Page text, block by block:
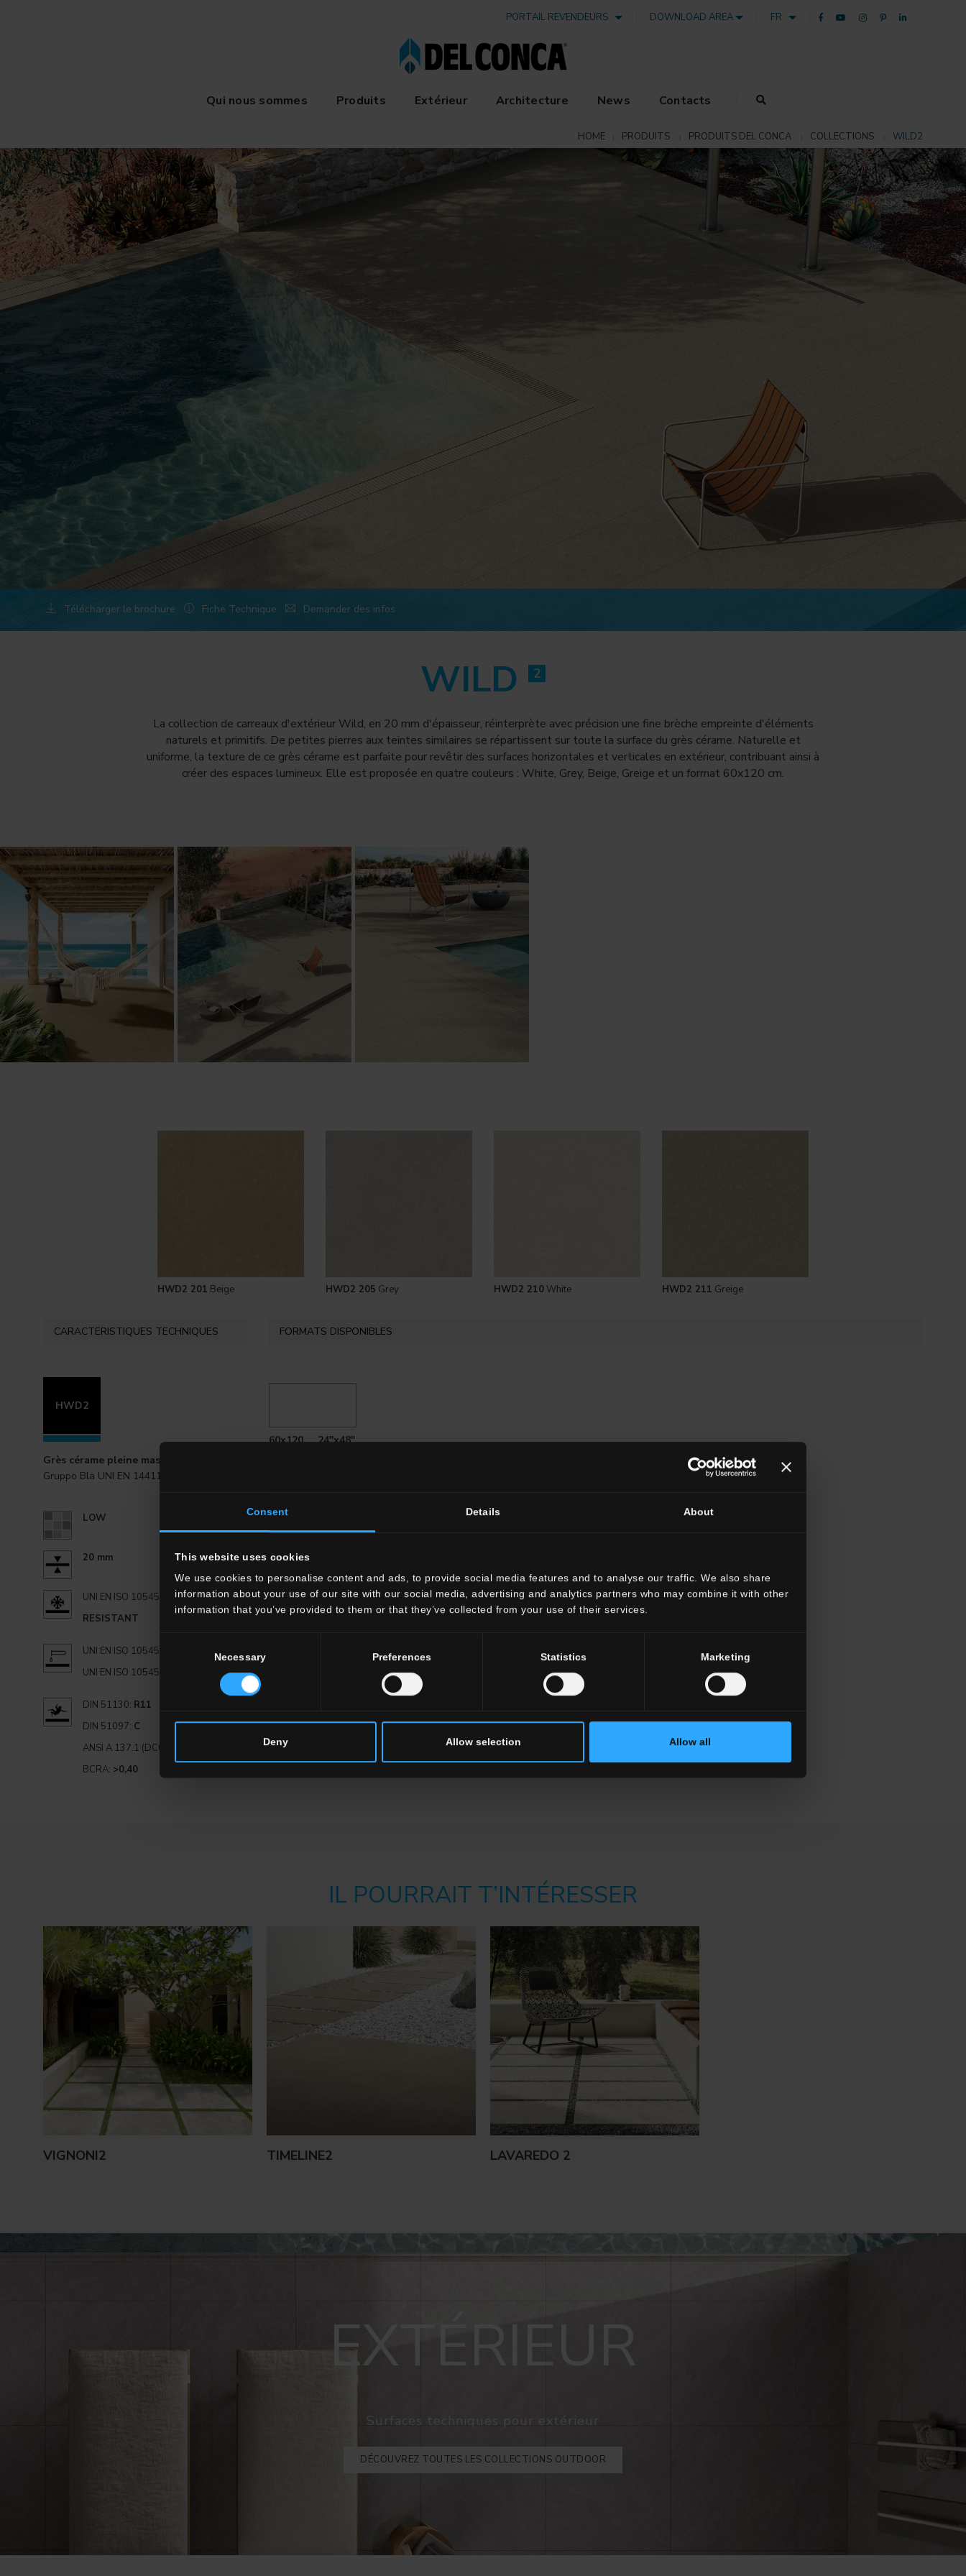
Consent Details About
This website uses cookies
We use cookies to personalise content and ads, to provide social media features and to analyse our traffic. We also share
information about your use of our site with our social media, advertising and analytics partners who may combine it with other
information that you’ve provided to them or that they’ve collected from your use of their services.
Necessary Preferences Statistics Marketing
Deny Allow selection Allow all
PORTAIL REVENDEURS DOWNLOAD AREA FR
Qui nous sommes Produits Extérieur Architecture News Contacts
HOME PRODUITS PRODUITS DEL CONCA COLLECTIONS WILD2
Télécharger le brochure Fiche Technique Demander des infos
WILD 2
La collection de carreaux d'extérieur Wild, en 20 mm d'épaisseur, réinterprète avec précision une fine brèche empreinte d'éléments
naturels et primitifs. De petites pierres aux teintes similaires se répartissent sur toute la surface du grès cérame. Naturelle et
uniforme, la texture de ce grès cérame est parfaite pour revêtir des surfaces horizontales et verticales en extérieur, contribuant ainsi à
créer des espaces lumineux. Elle est proposée en quatre couleurs : White, Grey, Beige, Greige et un format 60x120 cm.
HWD2 201 Beige HWD2 205 Grey HWD2 210 White HWD2 211 Greige
CARACTERISTIQUES TECHNIQUES
HWD2
Grès cérame pleine masse
Gruppo Bla UNI EN 14411_G
LOW
20 mm
UNI EN ISO 10545.12:
RESISTANT
UNI EN ISO 10545.13:
UNI EN ISO 10545.14:
DIN 51130: R11
DIN 51097: C
ANSI A 137.1 (DCOF):
BCRA: >0,40
FORMATS DISPONIBLES
60x120 . 24"x48"
IL POURRAIT T’INTÉRESSER
VIGNONI2 TIMELINE2 LAVAREDO 2
EXTÉRIEUR
Surfaces techniques pour extérieur
DÉCOUVREZ TOUTES LES COLLECTIONS OUTDOOR